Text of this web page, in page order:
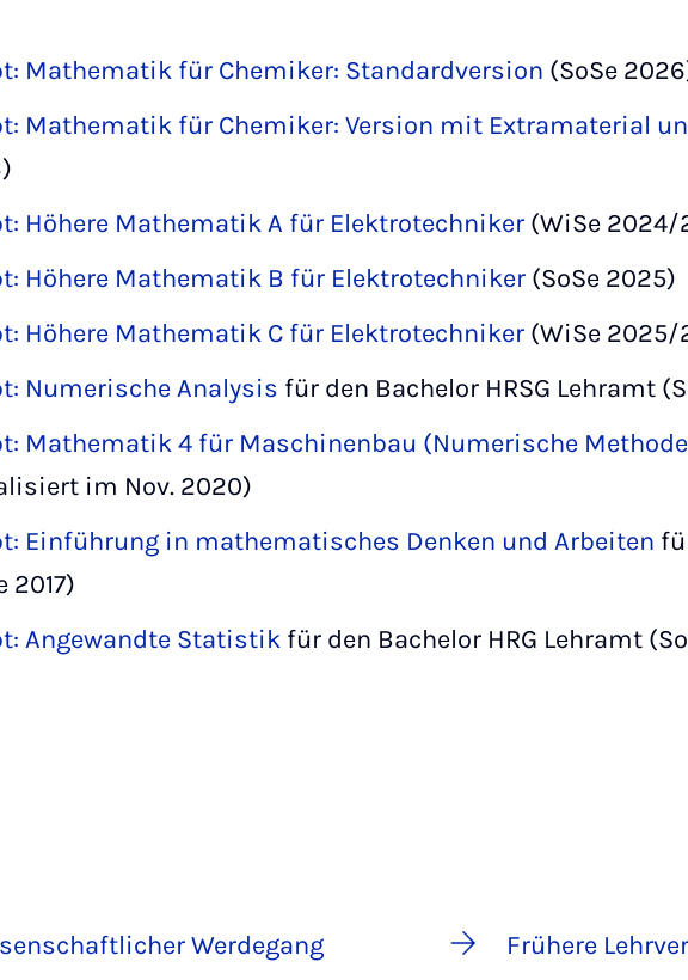
Mathematik für Chemiker: Standardversion (SoSe
Mathematik für Chemiker: Version mit Extramaterial
Höhere Mathematik A für Elektrotechniker(WiSe 2024/
Höhere Mathematik B für Elektrotechniker(SoSe 2025)
Höhere Mathematik C für Elektrotechniker(WiSe 2025/
Numerische Analysis für den Bachelor HRSG Lehramt
Mathematik 4 für Maschinenbau (Numerische
im Nov. 2020)
Einführung in mathematisches Denken und Arbeiten
2017)
Angewandte Statistikfür den Bachelor HRG Lehramt
Werdegang Frühere